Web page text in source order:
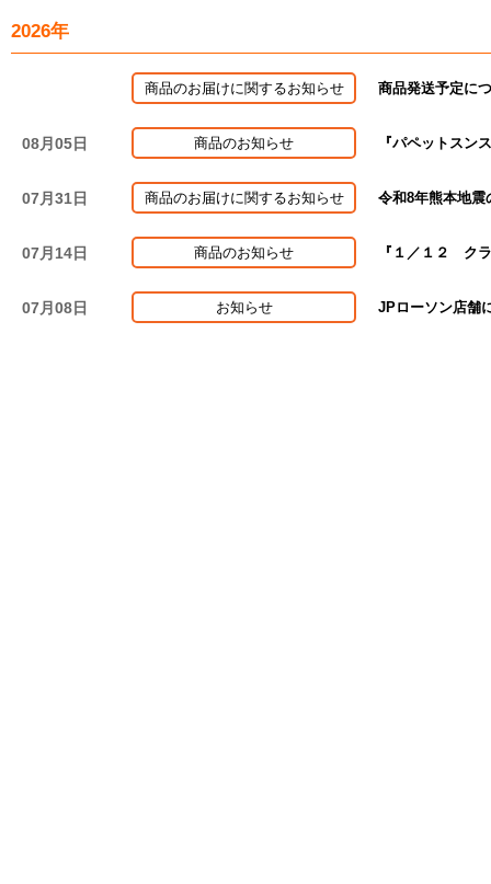
2026年
商品のお届けに関するお知らせ 商品発送予定に
08月05日 商品のお知らせ 『パペットスン
07月31日 商品のお届けに関するお知らせ 令和8年熊本地震
07月14日 商品のお知らせ 『１／１２ ク
07月08日 お知らせ JPローソン店舗